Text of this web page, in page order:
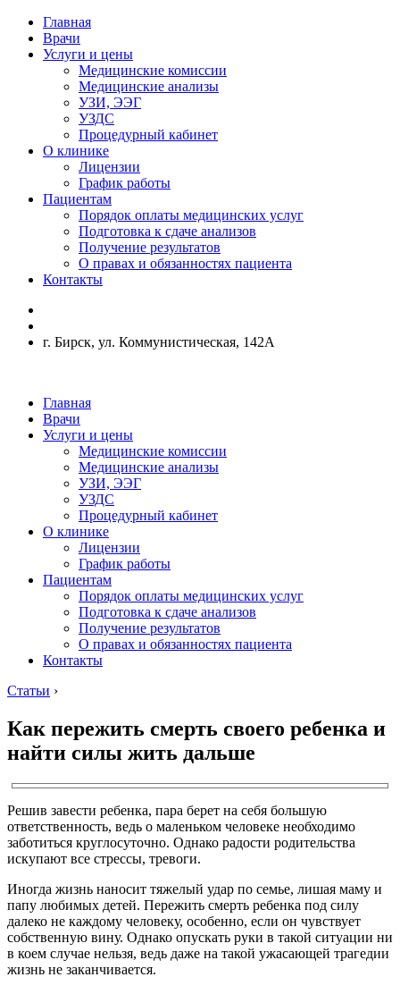
Главная
Врачи
Услуги и цены
Медицинские комиссии
Медицинские анализы
УЗИ, ЭЭГ
УЗДС
Процедурный кабинет
О клинике
Лицензии
График работы
Пациентам
Порядок оплаты медицинских услуг
Подготовка к сдаче анализов
Получение результатов
О правах и обязанностях пациента
Контакты
г. Бирск, ул. Коммунистическая, 142А
Главная
Врачи
Услуги и цены
Медицинские комиссии
Медицинские анализы
УЗИ, ЭЭГ
УЗДС
Процедурный кабинет
О клинике
Лицензии
График работы
Пациентам
Порядок оплаты медицинских услуг
Подготовка к сдаче анализов
Получение результатов
О правах и обязанностях пациента
Контакты
Статьи ›
Как пережить смерть своего ребенка и
найти силы жить дальше
Решив завести ребенка, пара берет на себя большую
ответственность, ведь о маленьком человеке необходимо
заботиться круглосуточно. Однако радости родительства
искупают все стрессы, тревоги.
Иногда жизнь наносит тяжелый удар по семье, лишая маму и
папу любимых детей. Пережить смерть ребенка под силу
далеко не каждому человеку, особенно, если он чувствует
собственную вину. Однако опускать руки в такой ситуации ни
в коем случае нельзя, ведь даже на такой ужасающей трагедии
жизнь не заканчивается.